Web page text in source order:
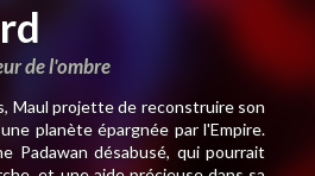
de l'ombre
Maul projette de reconstruire son
planète épargnée par l'Empire.
Padawan désabusé, qui pourrait